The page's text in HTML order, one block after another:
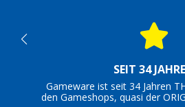
SEIT 34
Gameware ist seit 34 Jahren
den Gameshops, quasi der